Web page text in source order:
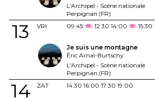
L'Archipel - Scène nationale
Perpignan (FR)
VRI
13 09:45 12:30 14:00 15:30
Je suis une montagne
Éric Arnal-Burtschy
L'Archipel - Scène nationale
Perpignan (FR)
ZAT
14 14:30 16:00 17:30 19:00